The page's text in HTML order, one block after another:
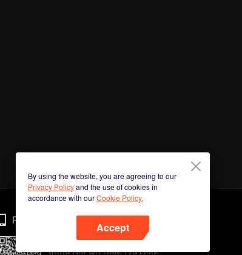
By using the website, you are agreeing to our
Privacy Policyand the use of cookies in
accordance with ourCookie Policy.
Accept
Phone
สแกนรหัส QR เพื่อดาวน์โหลด